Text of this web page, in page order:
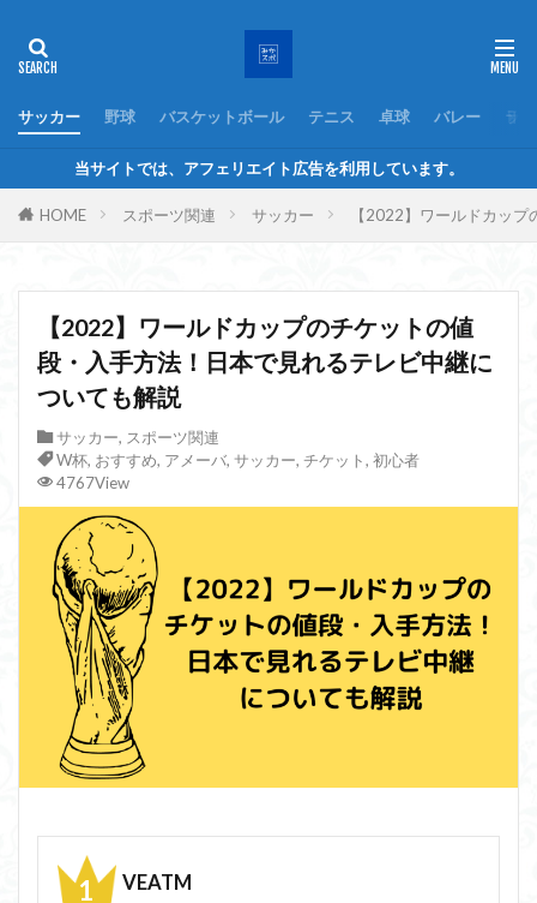
サッカー 野球 バスケットボール テニス 卓球 バレー ラ
当サイトでは、アフェリエイト広告を利用しています。
HOME スポーツ関連 サッカー 【2022】ワールドカッ
【2022】ワールドカップのチケットの値
段・入手方法！日本で見れるテレビ中継に
ついても解説
サッカー, スポーツ関連
W杯, おすすめ, アメーバ, サッカー, チケット, 初心者
4767View
VEATM